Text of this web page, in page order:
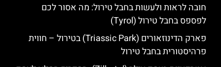
חובה לראות ולעשות בחבל טירול: מה אסור לכם
לפספס בחבל טירול (Tyrol)
פארק הדינוזאורים (Triassic Park) בטירול – חווית
פרהיסטורית בחבל טירול